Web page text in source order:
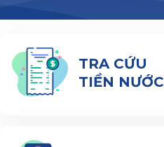
TRA CỨU
TIỀN NƯỚC